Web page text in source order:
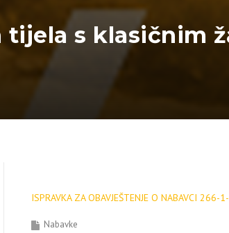
s klasičnim
ISPRAVKA ZA OBAVJEŠTENJE O NABAVCI
Nabavke